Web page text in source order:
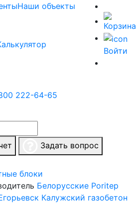
Наши объекты
Войти
222-64-65
Задать вопрос
блоки
Белорусские Poritep
Калужский газобетон